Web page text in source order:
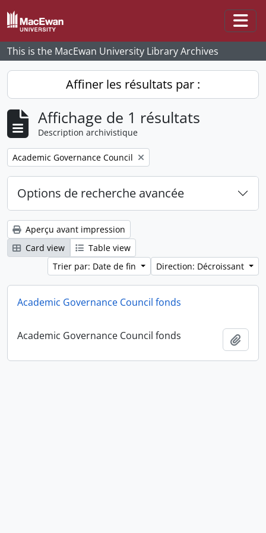
Skip to main content
This is the MacEwan University Library Archives
Affiner les résultats par :
Affichage de 1 résultats
Description archivistique
Remove filter:
Academic Governance Council
Options de recherche avancée
Aperçu avant impression
Card view
Table view
Trier par: Date de fin
Direction: Décroissant
Academic Governance Council fonds
Academic Governance Council fonds